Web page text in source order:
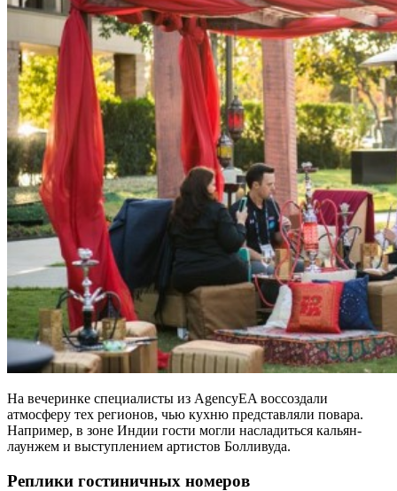
На вечеринке специалисты из AgencyEA воссоздали
атмосферу тех регионов, чью кухню представляли повара.
Например, в зоне Индии гости могли насладиться кальян-
лаунжем и выступлением артистов Болливуда.
Реплики гостиничных номеров